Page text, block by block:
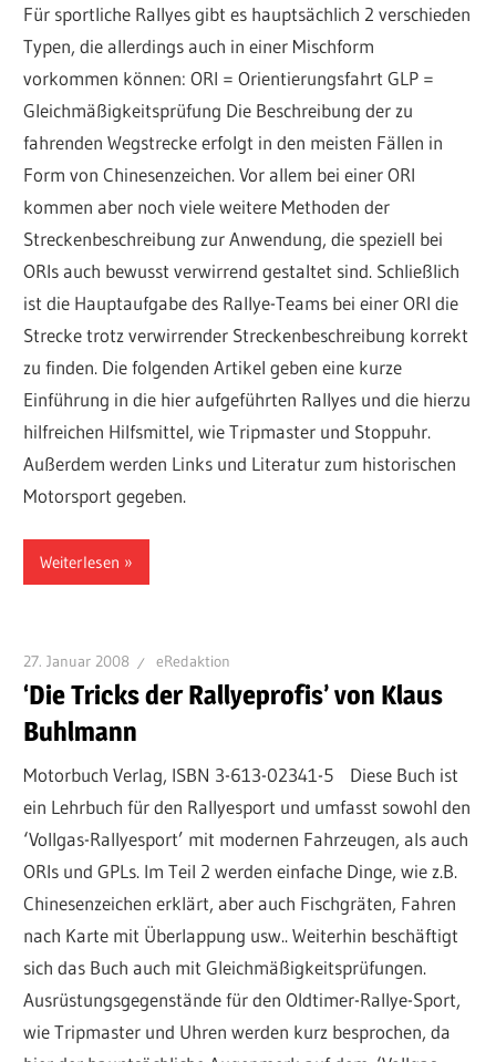
Für sportliche Rallyes gibt es hauptsächlich 2 verschieden
Typen, die allerdings auch in einer Mischform
vorkommen können: ORI = Orientierungsfahrt GLP =
Gleichmäßigkeitsprüfung Die Beschreibung der zu
fahrenden Wegstrecke erfolgt in den meisten Fällen in
Form von Chinesenzeichen. Vor allem bei einer ORI
kommen aber noch viele weitere Methoden der
Streckenbeschreibung zur Anwendung, die speziell bei
ORIs auch bewusst verwirrend gestaltet sind. Schließlich
ist die Hauptaufgabe des Rallye-Teams bei einer ORI die
Strecke trotz verwirrender Streckenbeschreibung korrekt
zu finden. Die folgenden Artikel geben eine kurze
Einführung in die hier aufgeführten Rallyes und die hierzu
hilfreichen Hilfsmittel, wie Tripmaster und Stoppuhr.
Außerdem werden Links und Literatur zum historischen
Motorsport gegeben.
Weiterlesen
27. Januar 2008 eRedaktion
‘Die Tricks der Rallyeprofis’ von Klaus
Buhlmann
Motorbuch Verlag, ISBN 3-613-02341-5 Diese Buch ist
ein Lehrbuch für den Rallyesport und umfasst sowohl den
‘Vollgas-Rallyesport’ mit modernen Fahrzeugen, als auch
ORIs und GPLs. Im Teil 2 werden einfache Dinge, wie z.B.
Chinesenzeichen erklärt, aber auch Fischgräten, Fahren
nach Karte mit Überlappung usw.. Weiterhin beschäftigt
sich das Buch auch mit Gleichmäßigkeitsprüfungen.
Ausrüstungsgegenstände für den Oldtimer-Rallye-Sport,
wie Tripmaster und Uhren werden kurz besprochen, da